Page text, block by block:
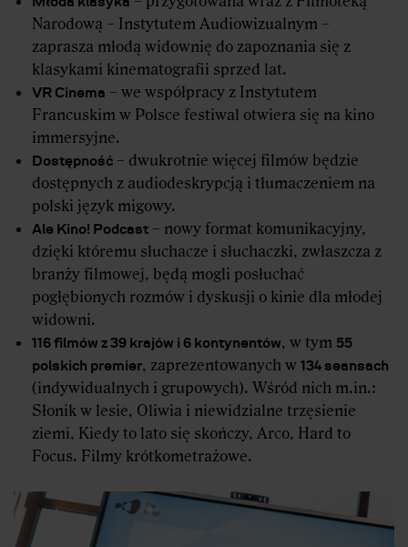
Narodową – Instytutem Audiowizualnym –
zaprasza młodą widownię do zapoznania się z
klasykami kinematografii sprzed lat.
VR Cinema – we współpracy z Instytutem
Francuskim w Polsce festiwal otwiera się na kino
immersyjne.
Dostępność – dwukrotnie więcej filmów będzie
dostępnych z audiodeskrypcją i tłumaczeniem na
polski język migowy.
Ale Kino! Podcast – nowy format komunikacyjny,
dzięki któremu słuchacze i słuchaczki, zwłaszcza z
branży filmowej, będą mogli posłuchać
pogłębionych rozmów i dyskusji o kinie dla młodej
widowni.
116 filmów z 39 krajów i 6 kontynentów, w tym 55
polskich premier, zaprezentowanych w 134 seansach
(indywidualnych i grupowych). Wśród nich m.in.:
Słonik w lesie, Oliwia i niewidzialne trzęsienie
ziemi, Kiedy to lato się skończy, Arco, Hard to
Focus. Filmy krótkometrażowe.